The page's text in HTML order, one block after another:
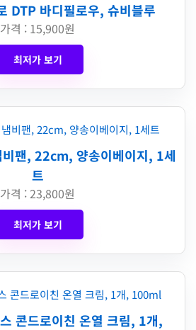
DTP 바디필로우, 슈비블루
가격 : 15,900원
최저가 보기
비팬, 22cm, 양송이베이지, 1세
트
가격 : 23,800원
최저가 보기
콘드로이친 온열 크림, 1개,